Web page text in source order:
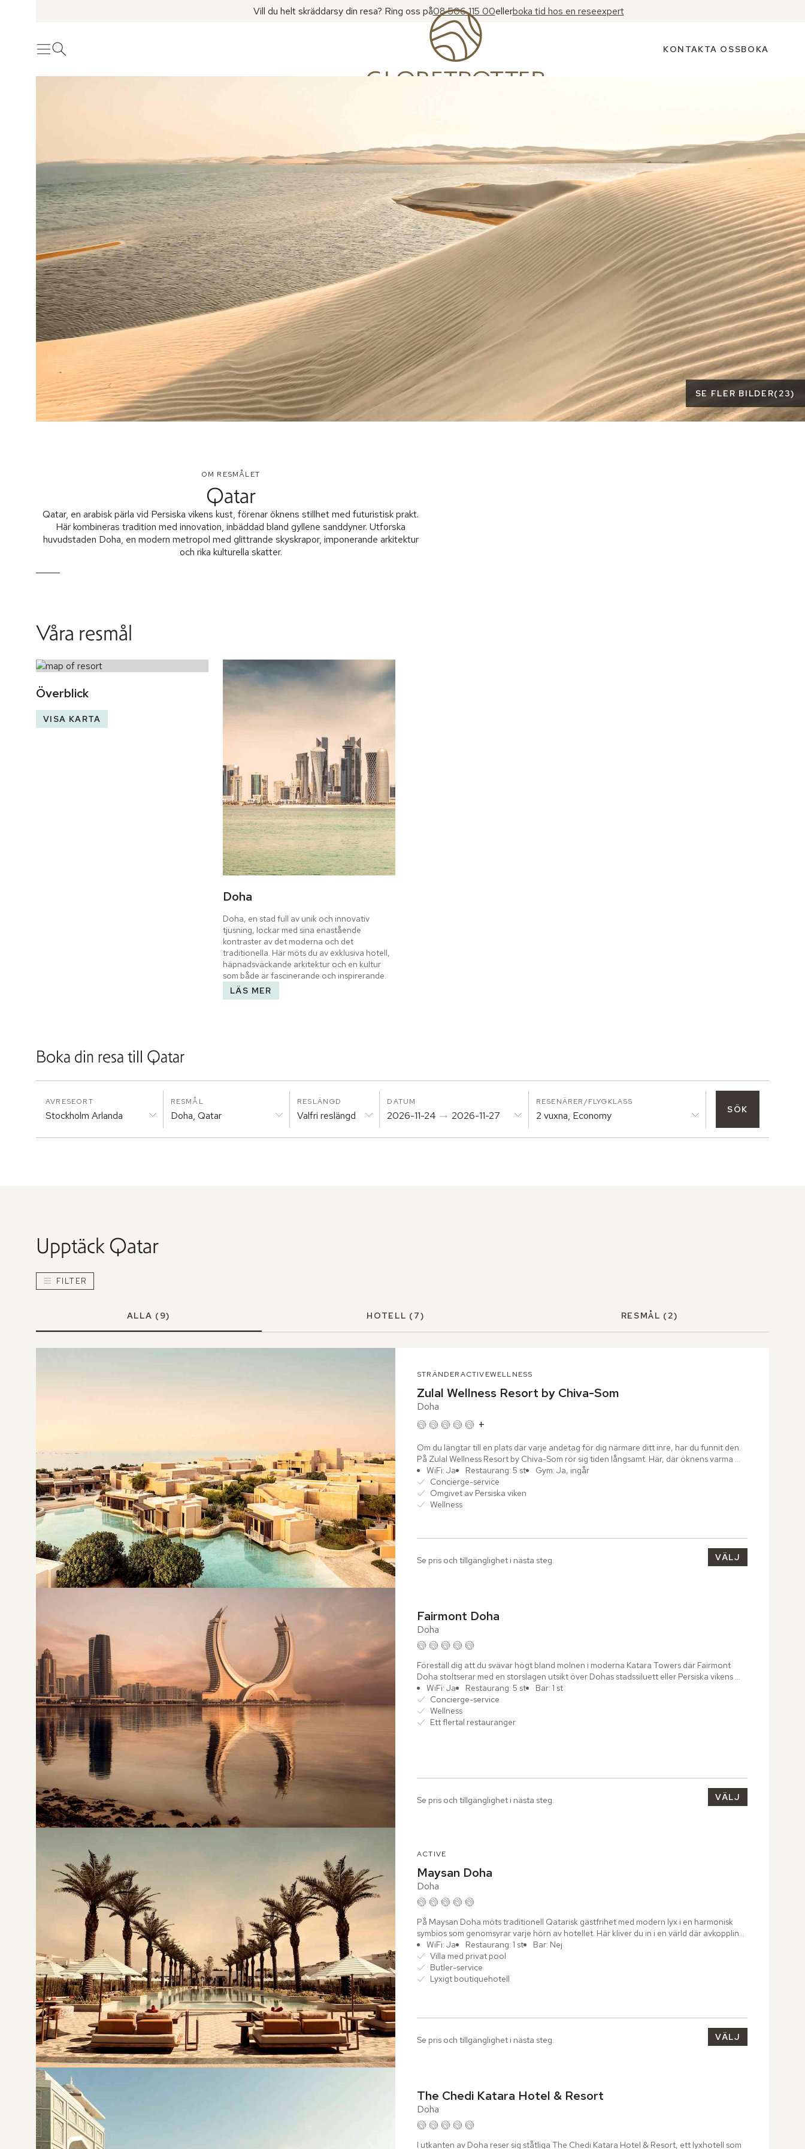
Vill du helt skräddarsy din resa? Ring oss på08 506 115 00ellerboka tid hos en reseexpert
MenyÖppna sök KONTAKTA OSSBOKA
Se fler bilder
SE FLER BILDER( 23)
OM RESMÅLET
Qatar
Qatar, en arabisk pärla vid Persiska vikens kust, förenar öknens stillhet med futuristisk prakt.
Här kombineras tradition med innovation, inbäddad bland gyllene sanddyner. Utforska
huvudstaden Doha, en modern metropol med glittrande skyskrapor, imponerande arkitektur
och rika kulturella skatter.
Våra resmål
Överblick
VISA KARTA
Doha
Doha, en stad full av unik och innovativ
tjusning, lockar med sina enastående
kontraster av det moderna och det
traditionella. Här möts du av exklusiva hotell,
häpnadsväckande arkitektur och en kultur
som både är fascinerande och inspirerande.
LÄS MER
Boka din resa till Qatar
AVRESEORT
Stockholm Arlanda
RESMÅL
Doha, Qatar
RESLÄNGD
Valfri reslängd
DATUM
2026-11-24 2026-11-27
RESENÄRER/FLYGKLASS
2 vuxna, Economy SÖK
UpptäckQatar
FILTER
ALLA (9) HOTELL (7) RESMÅL (2)
STRÄNDERACTIVEWELLNESS
Zulal Wellness Resort by Chiva-Som
Doha
+
Om du längtar till en plats där varje andetag för dig närmare ditt inre, har du funnit den.
På Zulal Wellness Resort by Chiva-Som rör sig tiden långsamt. Här, där öknens varma
sand...
WiFi: Ja Restaurang: 5 st
Gym: Ja, ingår
Concierge-service
Omgivet av Persiska viken
Wellness
Se pris och tillgänglighet i nästa steg. VÄLJ
Fairmont Doha
Doha
Föreställ dig att du svävar högt bland molnen i moderna Katara Towers där Fairmont
Doha stoltserar med en storslagen utsikt över Dohas stadssiluett eller Persiska vikens
skimrande...
WiFi: Ja Restaurang: 5 st
Bar: 1 st
Concierge-service
Wellness
Ett flertal restauranger
Se pris och tillgänglighet i nästa steg. VÄLJ
ACTIVE
Maysan Doha
Doha
På Maysan Doha möts traditionell Qatarisk gästfrihet med modern lyx i en harmonisk
symbios som genomsyrar varje hörn av hotellet. Här kliver du in i en värld där avkoppling
och...WiFi: Ja Restaurang: 1 st
Bar: Nej
Villa med privat pool
Butler-service
Lyxigt boutiquehotell
Se pris och tillgänglighet i nästa steg. VÄLJ
The Chedi Katara Hotel & Resort
Doha
I utkanten av Doha reser sig ståtliga The Chedi Katara Hotel & Resort, ett lyxhotell som